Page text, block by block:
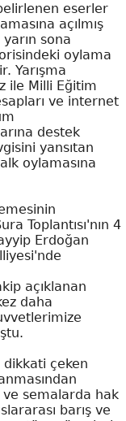
eserler
açılmış
sona
oylama
Yarışma
ile Milli Eğitim
ve internet
destek
yansıtan
oylamasına
Toplantısı'nın 4
Erdoğan
açıklanan
daha
dikkati çeken
semalarda hak
barış ve